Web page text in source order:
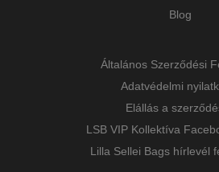
Blog
Általános Szerződési
Adatvédelmi
Elállás a
LSB VIP Kollektíva
Lilla Sellei Bags hírlevél